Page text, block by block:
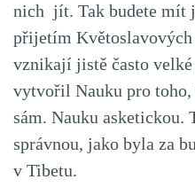
nich jít. Tak budete mít
přijetím
vznikají jistě často
vytvořil Nauku pro
sám. Nauku asketickou.
správnou, jako byla za
v Tibetu.